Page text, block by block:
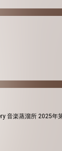
音楽蒸溜所 2025年